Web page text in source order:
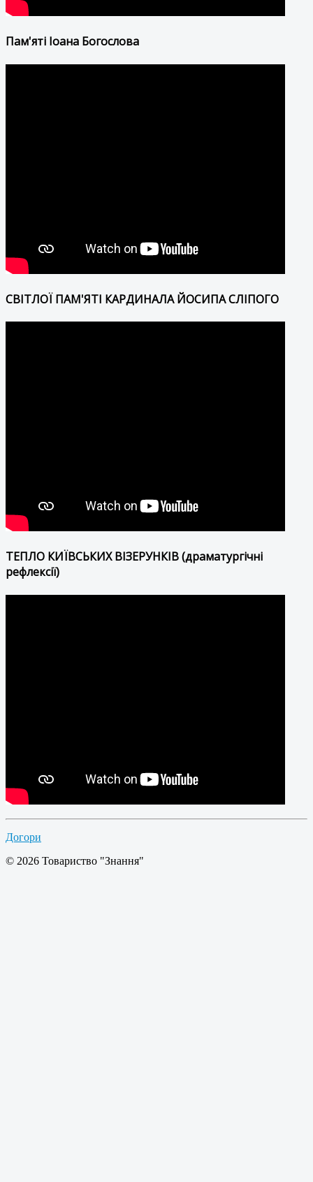
Пам'яті Іоана Богослова
СВІТЛОЇ ПАМ'ЯТІ КАРДИНАЛА ЙОСИПА СЛІПОГО
ТЕПЛО КИЇВСЬКИХ ВІЗЕРУНКІВ (драматургічні
рефлексії)
Догори
© 2026 Товариство "Знання"